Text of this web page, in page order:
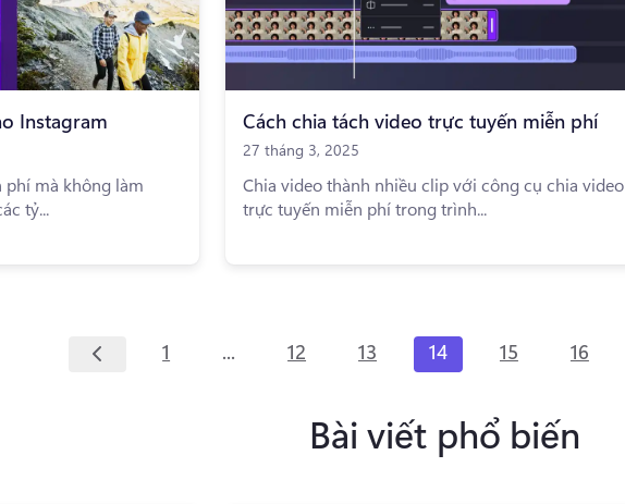
Instagram
mà không làm
tỷ...
Cách chia tách video trực tuyến miễn phí
27 tháng 3, 2025
Chia video thành nhiều clip với công cụ chia video
trực tuyến miễn phí trong trình...
1 ... 12 13 14 15 16
Bài viết phổ biến